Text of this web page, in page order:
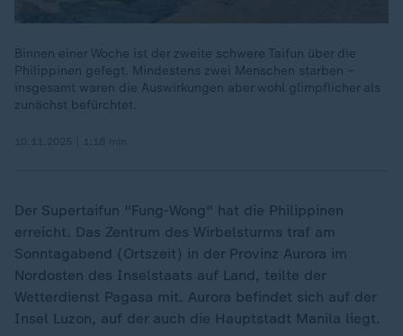
Binnen einer Woche ist der zweite schwere Taifun über die
Philippinen gefegt. Mindestens zwei Menschen starben –
insgesamt waren die Auswirkungen aber wohl glimpflicher als
zunächst befürchtet.
Der Supertaifun "Fung-Wong" hat die Philippinen
erreicht. Das Zentrum des Wirbelsturms traf am
Sonntagabend (Ortszeit) in der Provinz Aurora im
Nordosten des Inselstaats auf Land, teilte der
Wetterdienst Pagasa mit. Aurora befindet sich auf der
Insel Luzon, auf der auch die Hauptstadt Manila liegt.